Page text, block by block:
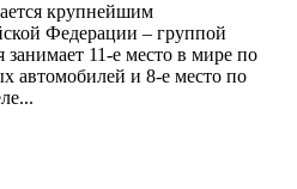
крупнейшим
Федерации – группой
11-е место в мире по
автомобилей и 8-е место по